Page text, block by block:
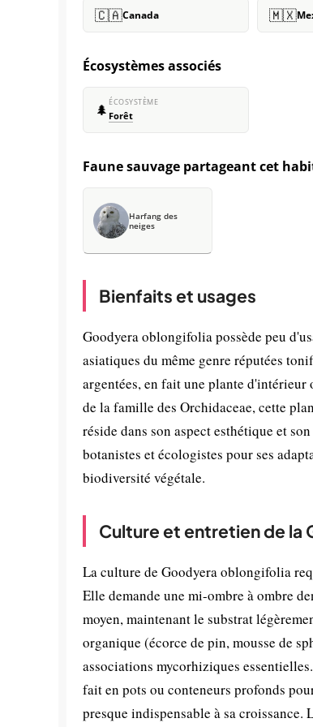
🇨🇦Canada 🇲🇽
Écosystèmes associés
🌲 ÉCOSYSTÈME
Forêt
Faune sauvage partageant cet
Harfang des
neiges
Bienfaits et usages
Goodyera oblongifolia possède peu
asiatiques du même genre réputées
argentées, en fait une plante
de la famille des Orchidaceae, cette
réside dans son aspect esthétique et
botanistes et écologistes pour ses
biodiversité végétale.
Culture et entretien de
La culture de Goodyera oblongifolia
Elle demande une mi-ombre à ombre
moyen, maintenant le substrat
organique (écorce de pin, mousse de
associations mycorhiziques
fait en pots ou conteneurs profonds
presque indispensable à sa